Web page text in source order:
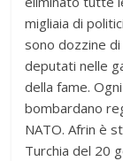
migliaia di
sono dozzine
deputati nelle
della fame.
bombardano
NATO. Afrin è
Turchia del 20